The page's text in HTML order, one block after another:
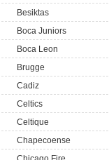
Besiktas
Boca Juniors
Boca Leon
Brugge
Cadiz
Celtics
Celtique
Chapecoense